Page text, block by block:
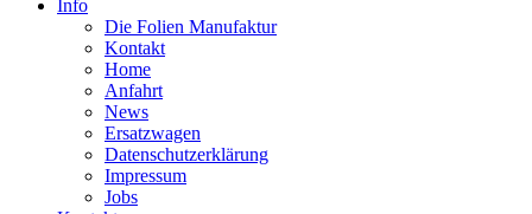
Info
Die Folien Manufaktur
Kontakt
Home
Anfahrt
News
Ersatzwagen
Datenschutzerklärung
Impressum
Jobs